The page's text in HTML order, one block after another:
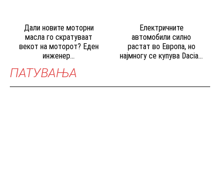
Дали новите моторни
масла го скратуваат
векот на моторот? Еден
инженер...
Електричните
автомобили силно
растат во Европа, но
најмногу се купува Dacia...
ПАТУВАЊА